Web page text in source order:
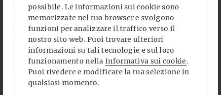
possibile. Le informazioni sui cookie sono
memorizzate nel tuo browser e svolgono
funzioni per analizzare il traffico verso il
nostro sito web. Puoi trovare ulteriori
informazioni su tali tecnologie e sul loro
funzionamento nellaInformativa sui cookie.
Puoi rivedere e modificare la tua selezione in
qualsiasi momento.
TONI HALLER PIXNER STELLT SEIN HAUPTWERK VOR:
DIE MANGO: UNGESCHÄLT, POESIE & PROSA AUS
EUROPA, AMERIKA UND ASIEN (1978-2025) ES LIEST:
SONJA STEGER - OSWALD WALDNER LIEST NEUE PROSA
MI., 05.08.2026- ORE19:30-21:30UHR
YOGA AL CLUB (CON GIUSEPPE ARENA)